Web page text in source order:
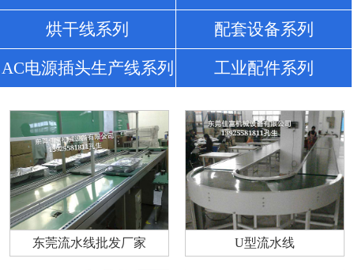
烘干线系列 配套设备系列
AC电源插头生产线系列 工业配件系列
东莞流水线批发厂家 U型流水线